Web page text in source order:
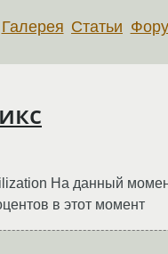
Галерея Статьи
На данный
в этот момент